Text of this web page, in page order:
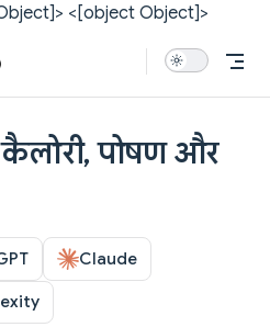
<[object Object]>
पोषण और
Claude